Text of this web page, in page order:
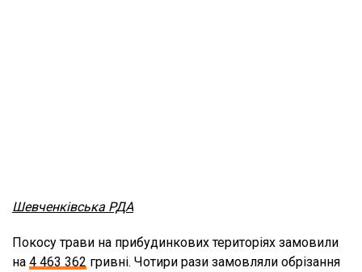
Шевченківська РДА
Покосу трави на прибудинкових територіях замовили
на 4 463 362 гривні. Чотири рази замовляли обрізання